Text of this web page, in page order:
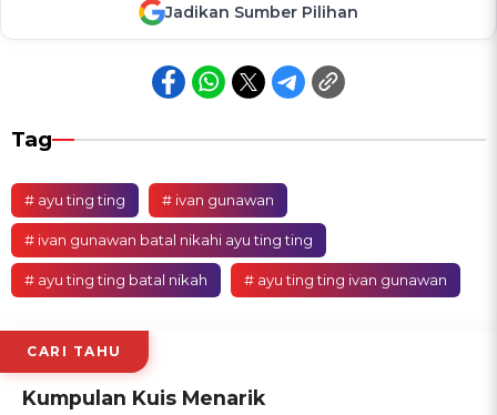
Jadikan Sumber Pilihan
Tag
# ayu ting ting # ivan gunawan
# ivan gunawan batal nikahi ayu ting ting
# ayu ting ting batal nikah # ayu ting ting ivan gunawan
CARI TAHU
Kumpulan Kuis Menarik